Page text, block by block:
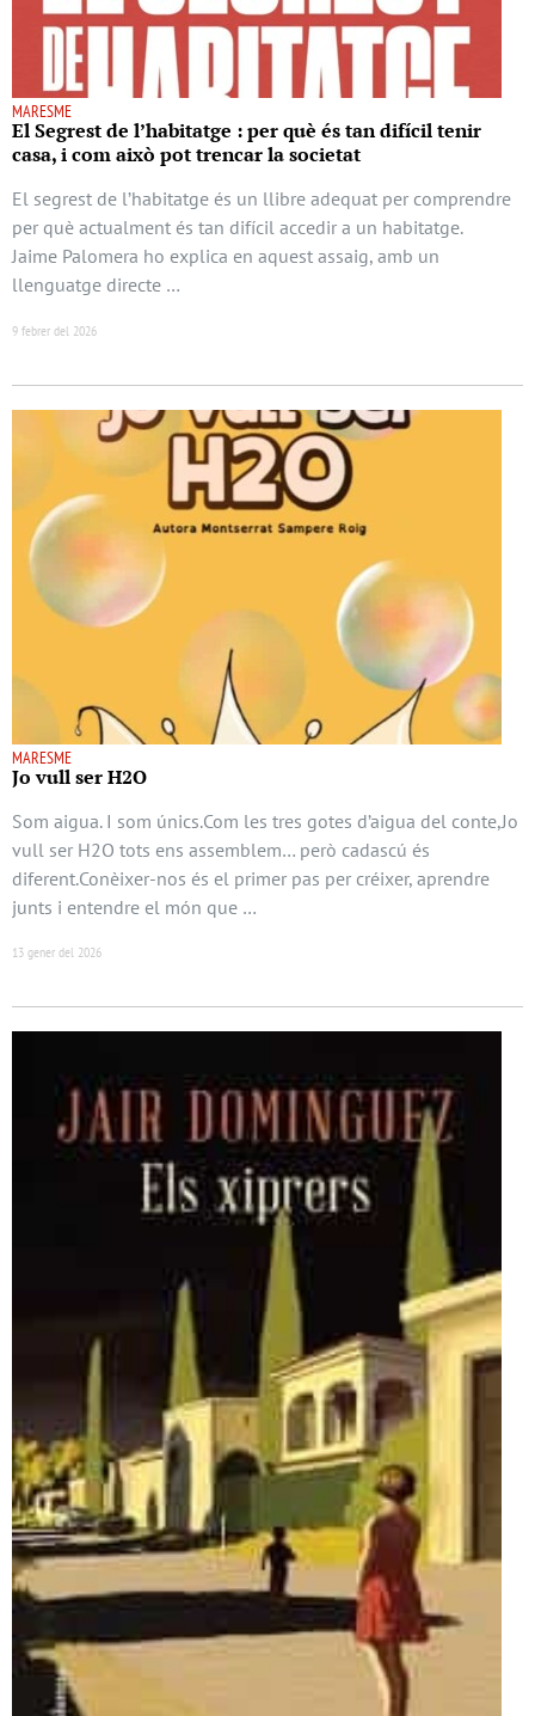
MARESME
El Segrest de l’habitatge : per què és tan difícil tenir
casa, i com això pot trencar la societat
El segrest de l’habitatge és un llibre adequat per comprendre
per què actualment és tan difícil accedir a un habitatge.
Jaime Palomera ho explica en aquest assaig, amb un
llenguatge directe …
9 febrer del 2026
MARESME
Jo vull ser H2O
Som aigua. I som únics.Com les tres gotes d’aigua del conte,Jo
vull ser H2O tots ens assemblem… però cadascú és
diferent.Conèixer-nos és el primer pas per créixer, aprendre
junts i entendre el món que …
13 gener del 2026